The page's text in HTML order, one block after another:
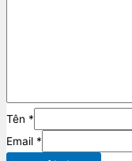
Tên *
Email *